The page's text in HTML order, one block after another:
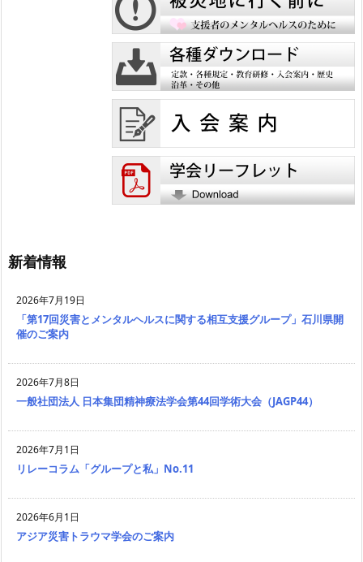
新着情報
2026年7月19日
「第17回災害とメンタルヘルスに関する相互支援グループ」石川県開
催のご案内
2026年7月8日
一般社団法人 日本集団精神療法学会第44回学術大会（JAGP44）
2026年7月1日
リレーコラム「グループと私」No.11
2026年6月1日
アジア災害トラウマ学会のご案内